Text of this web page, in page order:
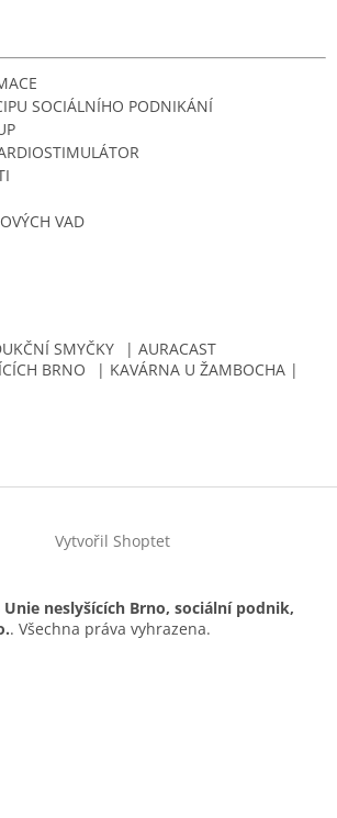
SOCIÁLNÍHO PODNIKÁNÍ
VAD
SMYČKY
| AURACAST
BRNO
| KAVÁRNA U ŽAMBOCHA |
Vytvořil Shoptet
Unie neslyšících Brno, sociální podnik,
. Všechna práva vyhrazena.